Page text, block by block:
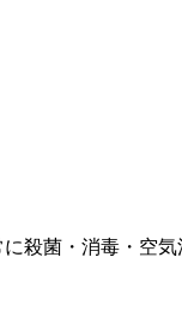
殺菌・消毒・空